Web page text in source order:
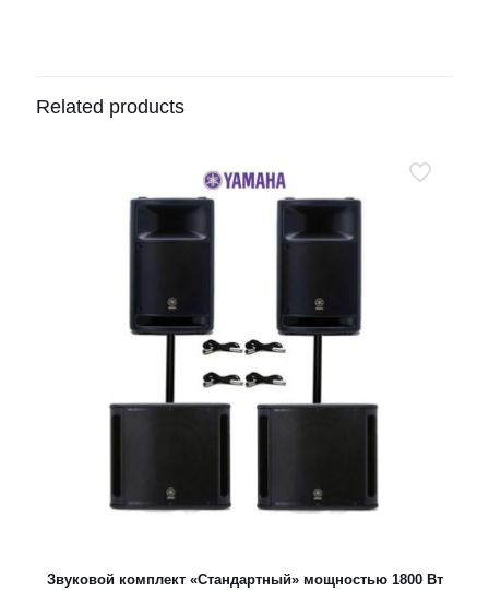
Related products
Звуковой комплект «Стандартный» мощностью 1800 Вт